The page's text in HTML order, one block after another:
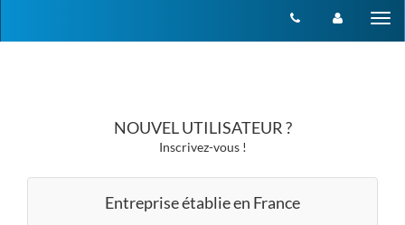
NOUVEL UTILISATEUR ?
Inscrivez-vous !
Entreprise établie en France